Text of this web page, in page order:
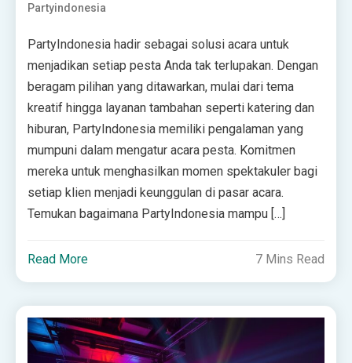
Partyindonesia
PartyIndonesia hadir sebagai solusi acara untuk
menjadikan setiap pesta Anda tak terlupakan. Dengan
beragam pilihan yang ditawarkan, mulai dari tema
kreatif hingga layanan tambahan seperti katering dan
hiburan, PartyIndonesia memiliki pengalaman yang
mumpuni dalam mengatur acara pesta. Komitmen
mereka untuk menghasilkan momen spektakuler bagi
setiap klien menjadi keunggulan di pasar acara.
Temukan bagaimana PartyIndonesia mampu […]
Read More 7 Mins Read